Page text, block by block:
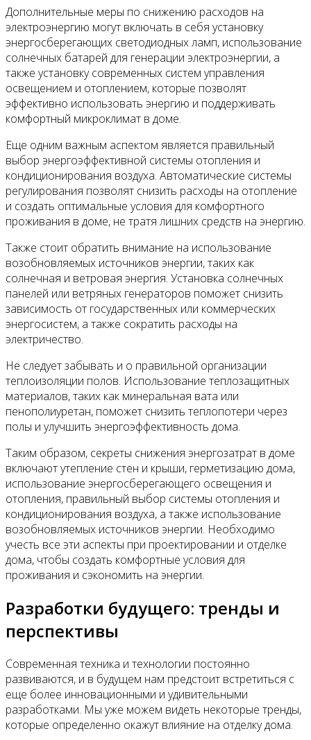
Дополнительные меры по снижению расходов на
электроэнергию могут включать в себя установку
энергосберегающих светодиодных ламп, использование
солнечных батарей для генерации электроэнергии, а
также установку современных систем управления
освещением и отоплением, которые позволят
эффективно использовать энергию и поддерживать
комфортный микроклимат в доме.
Еще одним важным аспектом является правильный
выбор энергоэффективной системы отопления и
кондиционирования воздуха. Автоматические системы
регулирования позволят снизить расходы на отопление
и создать оптимальные условия для комфортного
проживания в доме, не тратя лишних средств на энергию.
Также стоит обратить внимание на использование
возобновляемых источников энергии, таких как
солнечная и ветровая энергия. Установка солнечных
панелей или ветряных генераторов поможет снизить
зависимость от государственных или коммерческих
энергосистем, а также сократить расходы на
электричество.
Не следует забывать и о правильной организации
теплоизоляции полов. Использование теплозащитных
материалов, таких как минеральная вата или
пенополиуретан, поможет снизить теплопотери через
полы и улучшить энергоэффективность дома.
Таким образом, секреты снижения энергозатрат в доме
включают утепление стен и крыши, герметизацию дома,
использование энергосберегающего освещения и
отопления, правильный выбор системы отопления и
кондиционирования воздуха, а также использование
возобновляемых источников энергии. Необходимо
учесть все эти аспекты при проектировании и отделке
дома, чтобы создать комфортные условия для
проживания и сэкономить на энергии.
Разработки будущего: тренды и
перспективы
Современная техника и технологии постоянно
развиваются, и в будущем нам предстоит встретиться с
еще более инновационными и удивительными
разработками. Мы уже можем видеть некоторые тренды,
которые определенно окажут влияние на отделку дома.